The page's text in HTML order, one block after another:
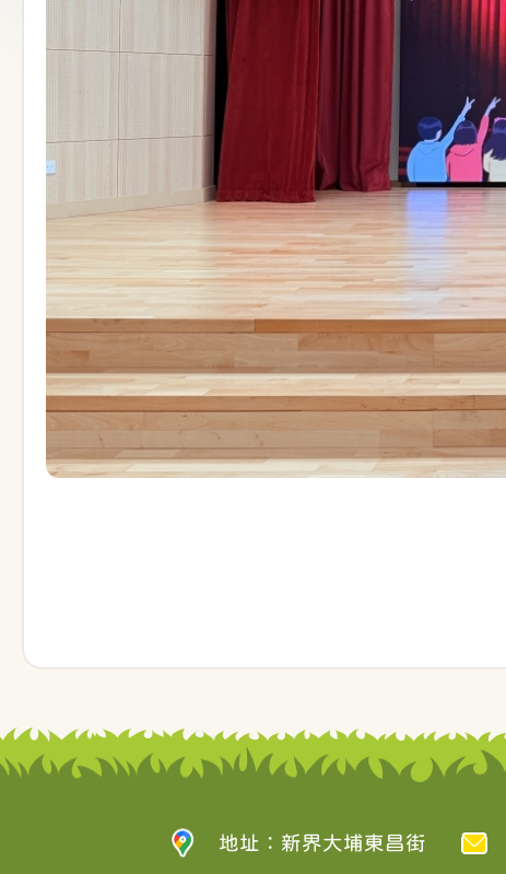
地址：新界大埔東昌街